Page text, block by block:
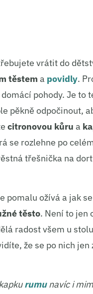
vrátit do
těstem a povidly.
pohody. Je to
pěkně odpočinout,
citronovou kůru a
se rozlehne po
třešnička na
pomalu ožívá a jak
těsto. Není to jen
radost všem u
že se po nich jen
rumunavíc i